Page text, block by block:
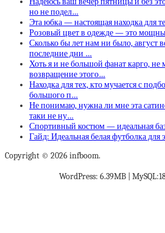
но не подел…
Эта юбка — настоящая находка для
Розовый цвет в одежде — это
Сколько бы лет нам ни было, август
последние дни …
Хоть я и не большой фанат карго, не
возвращение этого…
Находка для тех, кто мучается с
большого п…
Не понимаю, нужна ли мне эта
таки не ну…
Спортивный костюм — идеальная
Гайд: Идеальная белая футболка для
Copyright © 2026 infboom.
WordPress: 6.39MB |